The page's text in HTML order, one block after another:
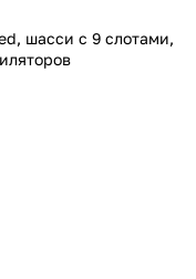
шасси с 9 слотами,